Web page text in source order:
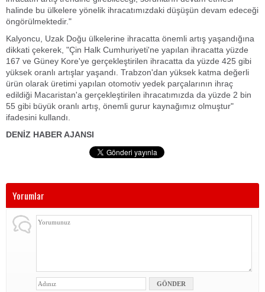
halinde bu ülkelere yönelik ihracatımızdaki düşüşün devam edeceği
öngörülmektedir."
Kalyoncu, Uzak Doğu ülkelerine ihracatta önemli artış yaşandığına
dikkati çekerek, "Çin Halk Cumhuriyeti'ne yapılan ihracatta yüzde
167 ve Güney Kore'ye gerçekleştirilen ihracatta da yüzde 425 gibi
yüksek oranlı artışlar yaşandı. Trabzon'dan yüksek katma değerli
ürün olarak üretimi yapılan otomotiv yedek parçalarının ihraç
edildiği Macaristan'a gerçekleştirilen ihracatımızda da yüzde 2 bin
55 gibi büyük oranlı artış, önemli gurur kaynağımız olmuştur"
ifadesini kullandı.
DENİZ HABER AJANSI
Yorumlar